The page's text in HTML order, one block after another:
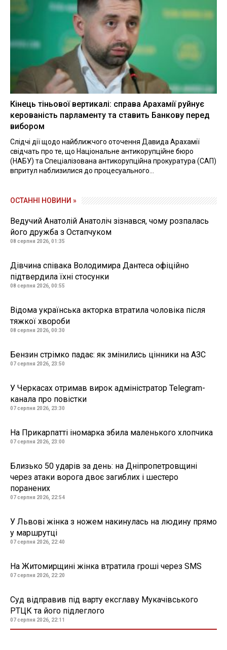
Кінець тіньової вертикалі: справа Арахамії руйнує
керованість парламенту та ставить Банкову перед
вибором
Слідчі дії щодо найближчого оточення Давида Арахамії
свідчать про те, що Національне антикорупційне бюро
(НАБУ) та Спеціалізована антикорупційна прокуратура (САП)
впритул наблизилися до процесуального...
ОСТАННІ НОВИНИ »
Ведучий Анатолій Анатоліч зізнався, чому розпалась
його дружба з Остапчуком
08 серпня 2026, 01:35
Дівчина співака Володимира Дантеса офіційно
підтвердила їхні стосунки
08 серпня 2026, 00:55
Відома українська акторка втратила чоловіка після
тяжкої хвороби
08 серпня 2026, 00:30
Бензин стрімко падає: як змінились цінники на АЗС
07 серпня 2026, 23:50
У Черкасах отримав вирок адміністратор Telegram-
канала про повістки
07 серпня 2026, 23:30
На Прикарпатті іномарка збила маленького хлопчика
07 серпня 2026, 23:00
Близько 50 ударів за день: на Дніпропетровщині
через атаки ворога двоє загиблих і шестеро
поранених
07 серпня 2026, 22:54
У Львові жінка з ножем накинулась на людину прямо
у маршрутці
07 серпня 2026, 22:40
На Житомирщині жінка втратила гроші через SMS
07 серпня 2026, 22:20
Суд відправив під варту ексглаву Мукачівського
РТЦК та його підлеглого
07 серпня 2026, 22:11